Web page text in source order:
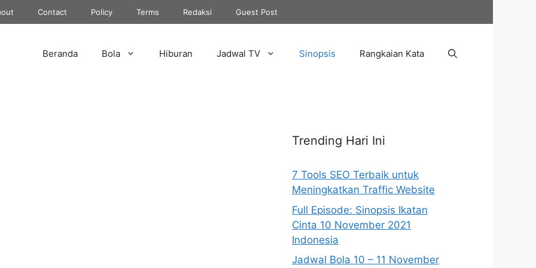
Contact Policy Terms Redaksi Guest Post
Beranda Bola Hiburan Jadwal TV Sinopsis Rangkaian Kata
Trending Hari Ini
7 Tools SEO Terbaik untuk
Meningkatkan Traffic Website
Full Episode: Sinopsis Ikatan
Cinta 10 November 2021
Indonesia
Jadwal Bola 10 – 11 November